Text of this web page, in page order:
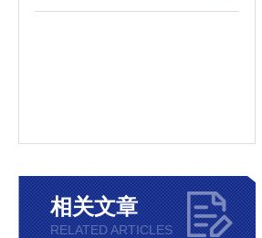
相关文章
RELATED ARTICLES